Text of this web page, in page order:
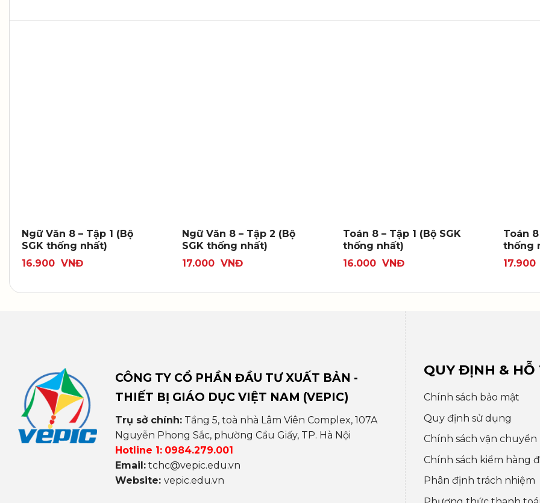
Ngữ Văn 8 – Tập 1 (Bộ
SGK thống nhất)
16.900 VNĐ
Ngữ Văn 8 – Tập 2 (Bộ
SGK thống nhất)
17.000 VNĐ
Toán 8 – Tập 1 (Bộ SGK
thống nhất)
16.000 VNĐ
Toán
thống
17.900
CÔNG TY CỔ PHẦN ĐẦU TƯ XUẤT BẢN -
THIẾT BỊ GIÁO DỤC VIỆT NAM (VEPIC)
Trụ sở chính:Tầng 5, toà nhà Lâm Viên Complex, 107A
Nguyễn Phong Sắc, phường Cầu Giấy, TP. Hà Nội
Hotline 1: 0984.279.001
Email: tchc@vepic.edu.vn
Website: vepic.edu.vn
QUY ĐỊNH & HỖ
Chính sách bảo mật
Quy định sử dụng
Chính sách vận chuyển
Chính sách kiểm hàng
Phân định trách nhiệm